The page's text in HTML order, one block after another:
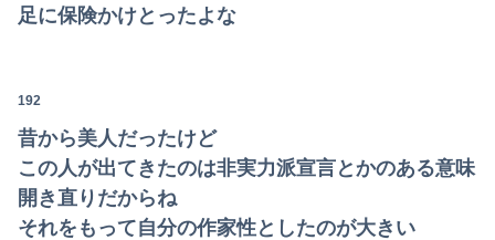
足に保険かけとったよな
192
昔から美人だったけど
この人が出てきたのは非実力派宣言とかのある意味
開き直りだからね
それをもって自分の作家性としたのが大きい